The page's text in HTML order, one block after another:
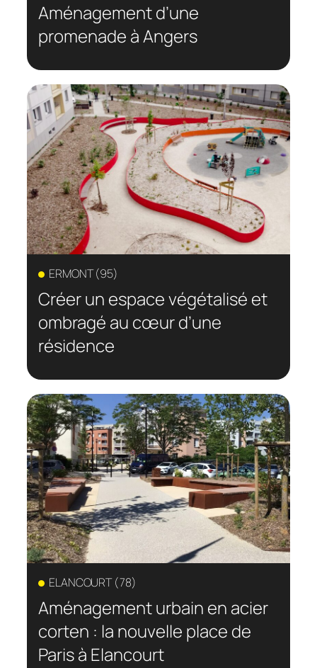
Aménagement d’une
promenade à Angers
ERMONT (95)
Créer un espace végétalisé et
ombragé au cœur d’une
résidence
ELANCOURT (78)
Aménagement urbain en acier
corten : la nouvelle place de
Paris à Elancourt